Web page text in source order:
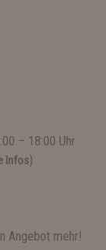
– 18:00 Uhr
Infos)
Angebot mehr!